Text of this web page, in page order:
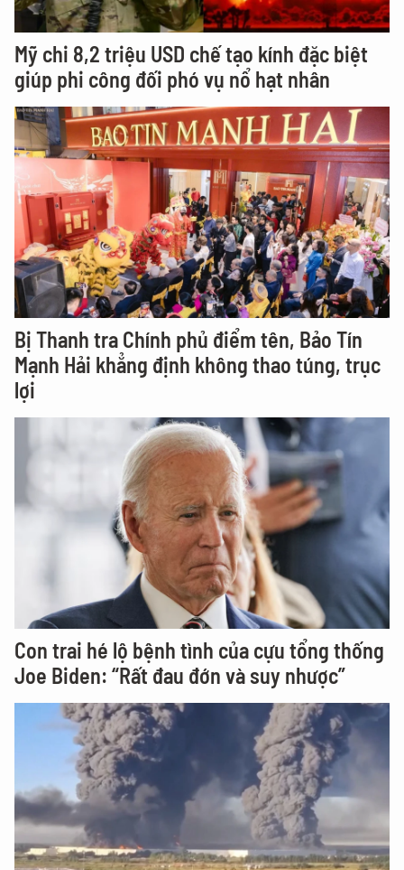
Mỹ chi 8,2 triệu USD chế tạo kính đặc biệt
giúp phi công đối phó vụ nổ hạt nhân
Bị Thanh tra Chính phủ điểm tên, Bảo Tín
Mạnh Hải khẳng định không thao túng, trục
lợi
Con trai hé lộ bệnh tình của cựu tổng thống
Joe Biden: “Rất đau đớn và suy nhược”